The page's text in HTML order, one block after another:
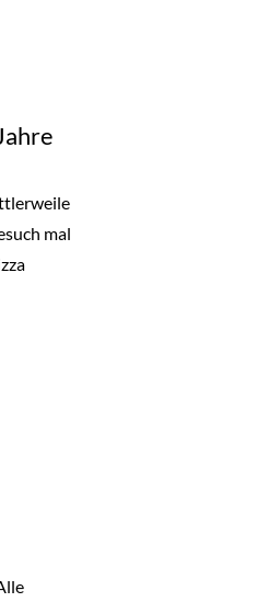
mal
Jahre“